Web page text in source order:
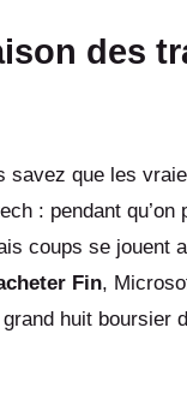
des
que les
: pendant qu’on
coups se jouent
Fin,
huit boursier